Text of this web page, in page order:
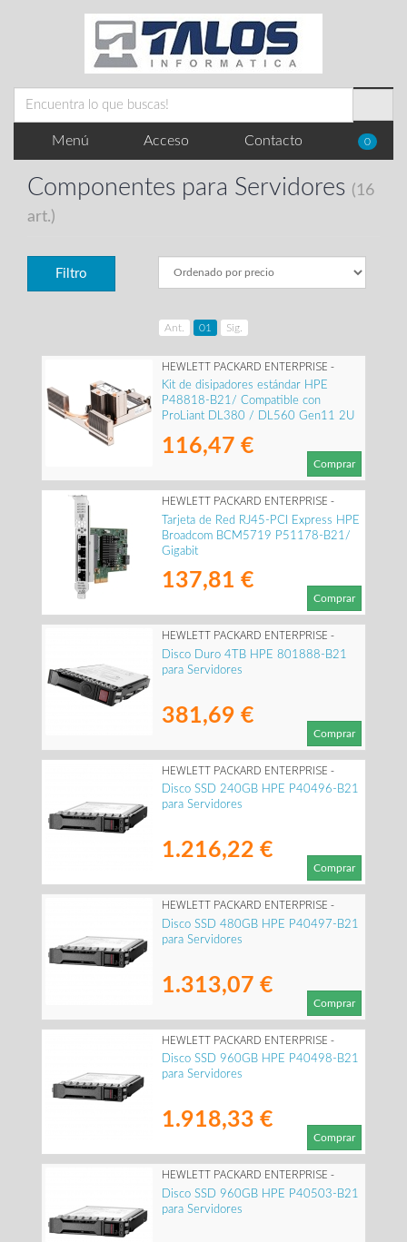
Menú Acceso Contacto 0
Componentes para Servidores (16
art.)
Filtro
Ant. 01 Sig.
HEWLETT PACKARD ENTERPRISE -
P48818-B21
Kit de disipadores estándar HPE
P48818-B21/ Compatible con
ProLiant DL380 / DL560 Gen11 2U
116,47 €
Comprar
HEWLETT PACKARD ENTERPRISE -
P51178-B21
Tarjeta de Red RJ45-PCI Express HPE
Broadcom BCM5719 P51178-B21/
Gigabit
137,81 €
Comprar
HEWLETT PACKARD ENTERPRISE -
801888-B21
Disco Duro 4TB HPE 801888-B21
para Servidores
381,69 €
Comprar
HEWLETT PACKARD ENTERPRISE -
P40496-B21
Disco SSD 240GB HPE P40496-B21
para Servidores
1.216,22 €
Comprar
HEWLETT PACKARD ENTERPRISE -
P40497-B21
Disco SSD 480GB HPE P40497-B21
para Servidores
1.313,07 €
Comprar
HEWLETT PACKARD ENTERPRISE -
P40498-B21
Disco SSD 960GB HPE P40498-B21
para Servidores
1.918,33 €
Comprar
HEWLETT PACKARD ENTERPRISE -
P40503-B21
Disco SSD 960GB HPE P40503-B21
para Servidores